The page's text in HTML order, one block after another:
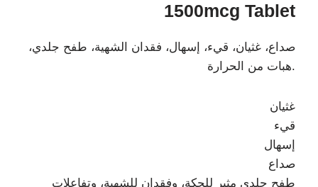
1500mcg Tablet
صداع، غثيان، قيء، إسهال، فقدان الشهية، طفح جلدي،
هبات من الحرارة.
غثيان
قيء
إسهال
صداع
طفح جلدي مثير للحكة، وفقدان للشهية، وتفاعلات